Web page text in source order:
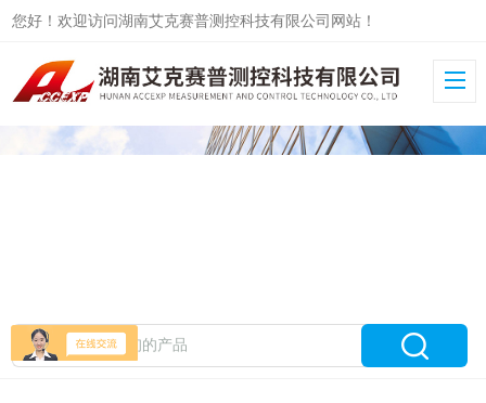
您好！欢迎访问湖南艾克赛普测控科技有限公司网站！